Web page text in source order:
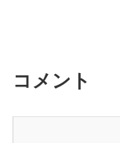
コメント